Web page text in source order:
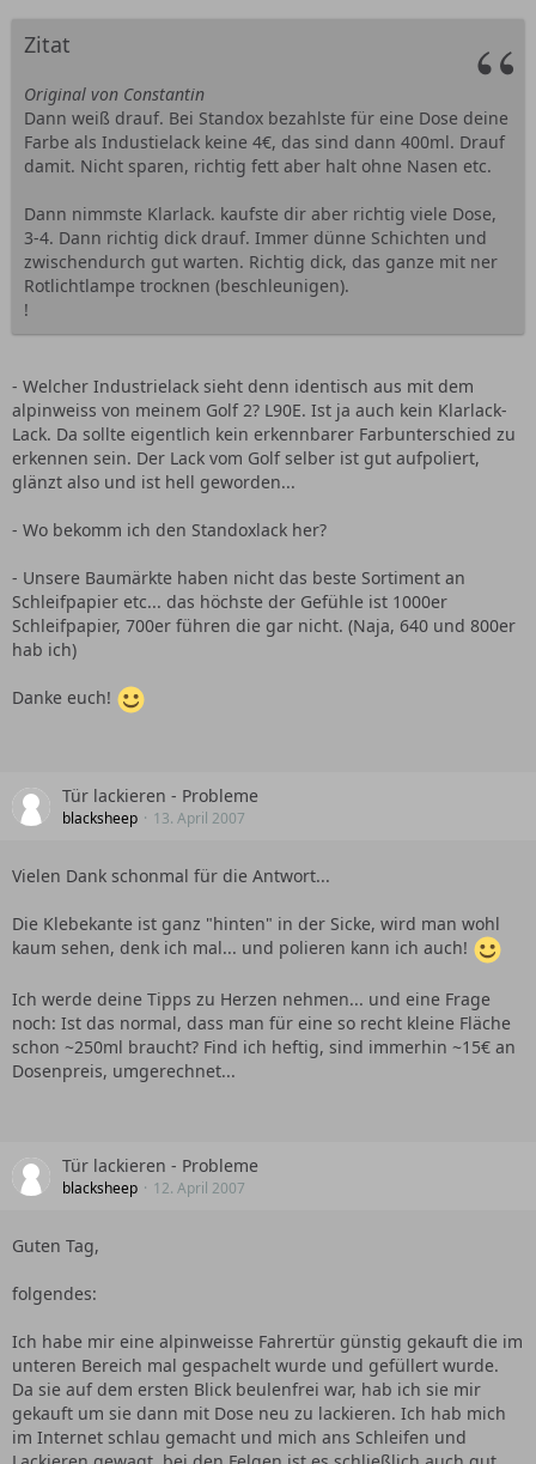
Zitat
Original von Constantin
Dann weiß drauf. Bei Standox bezahlste für eine Dose deine
Farbe als Industielack keine 4€, das sind dann 400ml. Drauf
damit. Nicht sparen, richtig fett aber halt ohne Nasen etc.
Dann nimmste Klarlack. kaufste dir aber richtig viele Dose,
3-4. Dann richtig dick drauf. Immer dünne Schichten und
zwischendurch gut warten. Richtig dick, das ganze mit ner
Rotlichtlampe trocknen (beschleunigen).
!
- Welcher Industrielack sieht denn identisch aus mit dem
alpinweiss von meinem Golf 2? L90E. Ist ja auch kein Klarlack-
Lack. Da sollte eigentlich kein erkennbarer Farbunterschied zu
erkennen sein. Der Lack vom Golf selber ist gut aufpoliert,
glänzt also und ist hell geworden...
- Wo bekomm ich den Standoxlack her?
- Unsere Baumärkte haben nicht das beste Sortiment an
Schleifpapier etc... das höchste der Gefühle ist 1000er
Schleifpapier, 700er führen die gar nicht. (Naja, 640 und 800er
hab ich)
Danke euch!
Tür lackieren - Probleme
blacksheep 13. April 2007
Vielen Dank schonmal für die Antwort...
Die Klebekante ist ganz "hinten" in der Sicke, wird man wohl
kaum sehen, denk ich mal... und polieren kann ich auch!
Ich werde deine Tipps zu Herzen nehmen... und eine Frage
noch: Ist das normal, dass man für eine so recht kleine Fläche
schon ~250ml braucht? Find ich heftig, sind immerhin ~15€ an
Dosenpreis, umgerechnet...
Tür lackieren - Probleme
blacksheep 12. April 2007
Guten Tag,
folgendes:
Ich habe mir eine alpinweisse Fahrertür günstig gekauft die im
unteren Bereich mal gespachelt wurde und gefüllert wurde.
Da sie auf dem ersten Blick beulenfrei war, hab ich sie mir
gekauft um sie dann mit Dose neu zu lackieren. Ich hab mich
im Internet schlau gemacht und mich ans Schleifen und